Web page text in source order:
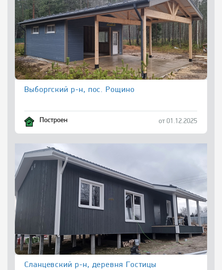
Выборгский р-н, пос. Рощино
Построен от 01.12.2025
Сланцевский р-н, деревня Гостицы